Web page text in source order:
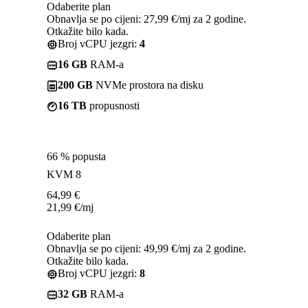
Odaberite plan
Obnavlja se po cijeni: 27,99 €/mj za 2 godine.
Otkažite bilo kada.
Broj vCPU jezgri: 4
16 GB RAM-a
200 GB NVMe prostora na disku
16 TB propusnosti
66 % popusta
KVM 8
64,99 €
21,99 €/mj
Odaberite plan
Obnavlja se po cijeni: 49,99 €/mj za 2 godine.
Otkažite bilo kada.
Broj vCPU jezgri: 8
32 GB RAM-a